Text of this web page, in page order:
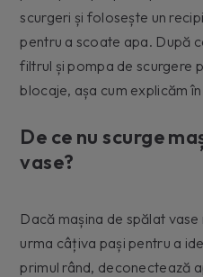
scurgeri și folosește un
pentru a scoate apa. După
filtrul și pompa de scurgere
blocaje, așa cum explicăm
De ce nu scurge
vase?
Dacă mașina de spălat
urma câțiva pași pentru a
primul rând, deconectează